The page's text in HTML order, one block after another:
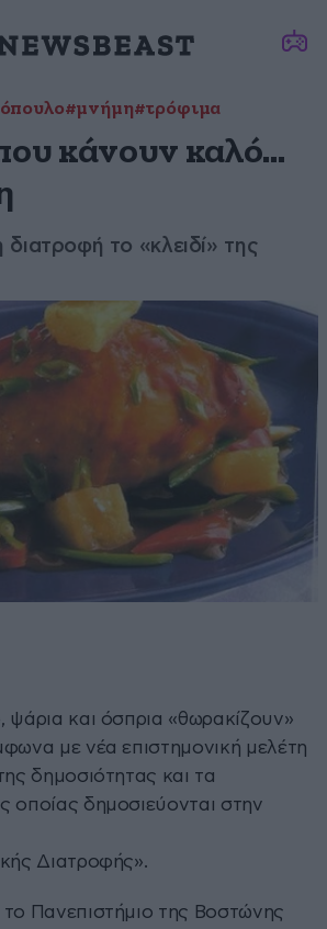
#μνήμη#τρόφιμα
κάνουν καλό…
το «κλειδί» της
και όσπρια «θωρακίζουν»
με νέα επιστημονική μελέτη
δημοσιότητας και τα
οποίας δημοσιεύονται στην
Διατροφής».
Πανεπιστήμιο της Βοστώνης